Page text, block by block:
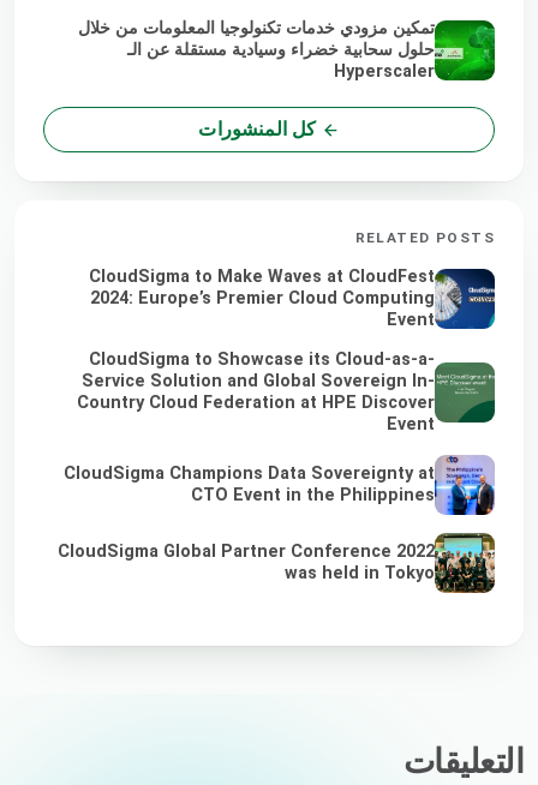
تمكين مزودي خدمات تكنولوجيا المعلومات من خلال
حلول سحابية خضراء وسيادية مستقلة عن الـ
Hyperscaler
كل المنشورات
RELATED POSTS
CloudSigma to Make Waves at CloudFest
2024: Europe’s Premier Cloud Computing
Event
CloudSigma to Showcase its Cloud-as-a-
Service Solution and Global Sovereign In-
Country Cloud Federation at HPE Discover
Event
CloudSigma Champions Data Sovereignty at
CTO Event in the Philippines
CloudSigma Global Partner Conference 2022
was held in Tokyo
التعليقات